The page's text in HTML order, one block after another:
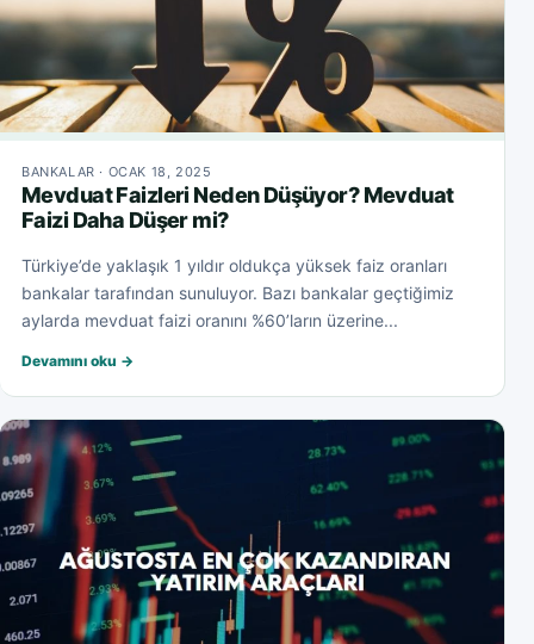
BANKALAR · OCAK 18, 2025
Mevduat Faizleri Neden Düşüyor? Mevduat
Faizi Daha Düşer mi?
Türkiye’de yaklaşık 1 yıldır oldukça yüksek faiz oranları
bankalar tarafından sunuluyor. Bazı bankalar geçtiğimiz
aylarda mevduat faizi oranını %60’ların üzerine...
Devamını oku →